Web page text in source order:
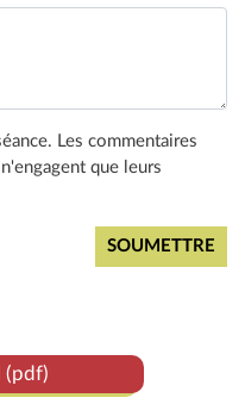
Les commentaires
que leurs
(pdf)